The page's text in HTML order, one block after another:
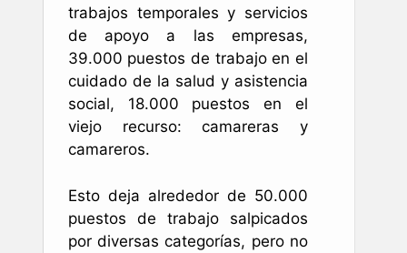
trabajos temporales y servicios
de apoyo a las empresas,
39.000 puestos de trabajo en el
cuidado de la salud y asistencia
social, 18.000 puestos en el
viejo recurso: camareras y
camareros.
Esto deja alrededor de 50.000
puestos de trabajo salpicados
por diversas categorías, pero no